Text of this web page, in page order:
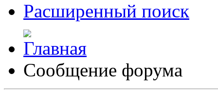
Расширенный поиск
Сообщение форума